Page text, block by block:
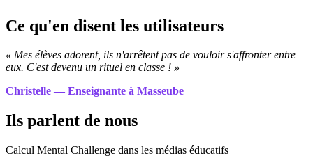
Ce qu'en disent les utilisateurs
« Mes élèves adorent, ils n'arrêtent pas de vouloir s'affronter entre
eux. C'est devenu un rituel en classe ! »
Christelle — Enseignante à Masseube
Ils parlent de nous
Calcul Mental Challenge dans les médias éducatifs